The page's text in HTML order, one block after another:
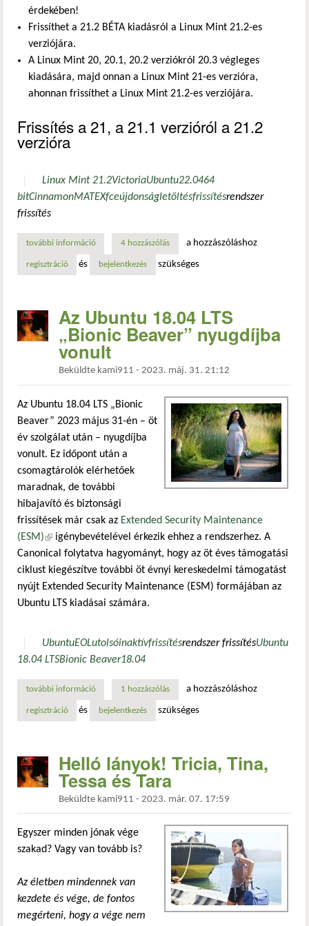
érdekében!
Frissíthet a 21.2 BÉTA kiadásról a Linux Mint 21.2-es
verziójára.
A Linux Mint 20, 20.1, 20.2 verziókról 20.3 végleges
kiadására, majd onnan a Linux Mint 21-es verzióra,
ahonnan frissíthet a Linux Mint 21.2-es verziójára.
Frissítés a 21, a 21.1 verzióról a 21.2
verzióra
Linux Mint 21.2VictoriaUbuntu22.0464
bitCinnamonMATEXfceújdonságletöltésfrissítésrendszer
frissítés
további információlinux mint 21.2 „victoria” - frissítési utasítások
4 hozzászólás a hozzászóláshoz
regisztráció és bejelentkezés szükséges
Az Ubuntu 18.04 LTS
„Bionic Beaver” nyugdíjba
vonult
Beküldte kami911 - 2023. máj. 31. 21:12
Az Ubuntu 18.04 LTS „Bionic
Beaver” 2023 május 31-én – öt
év szolgálat után – nyugdíjba
vonult. Ez időpont után a
csomagtárolók elérhetőek
maradnak, de további
hibajavító és biztonsági
frissítések már csak az Extended Security Maintenance
(ESM)(külső hivatkozás)
igénybevételével érkezik ehhez a rendszerhez. A
Canonical folytatva hagyományt, hogy az öt éves támogatási
ciklust kiegészítve további öt évnyi kereskedelmi támogatást
nyújt Extended Security Maintenance (ESM) formájában az
Ubuntu LTS kiadásai számára.
UbuntuEOLutolsóinaktívfrissítésrendszer frissítésUbuntu
18.04 LTSBionic Beaver18.04
további információaz ubuntu 18.04 lts „bionic beaver” nyugdíjba vonult
1 hozzászólás a hozzászóláshoz
regisztráció és bejelentkezés szükséges
Helló lányok! Tricia, Tina,
Tessa és Tara
Beküldte kami911 - 2023. már. 07. 17:59
Egyszer minden jónak vége
szakad? Vagy van tovább is?
Az életben mindennek van
kezdete és vége, de fontos
megérteni, hogy a vége nem